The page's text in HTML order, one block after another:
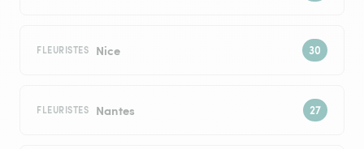
FLEURISTES Nice
FLEURISTES Nantes